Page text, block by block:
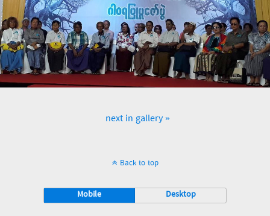
next in gallery »
Back to top
Mobile Desktop